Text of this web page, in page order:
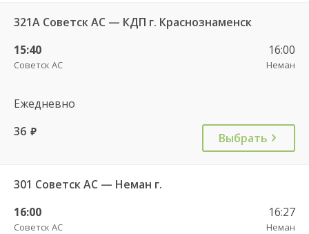
321А Советск АС — КДП г. Краснознаменск
15:40
Советск АС
16:00
Неман
Ежедневно
36 руб. Выбрать
301 Советск АС — Неман г.
16:00
Советск АС
16:27
Неман